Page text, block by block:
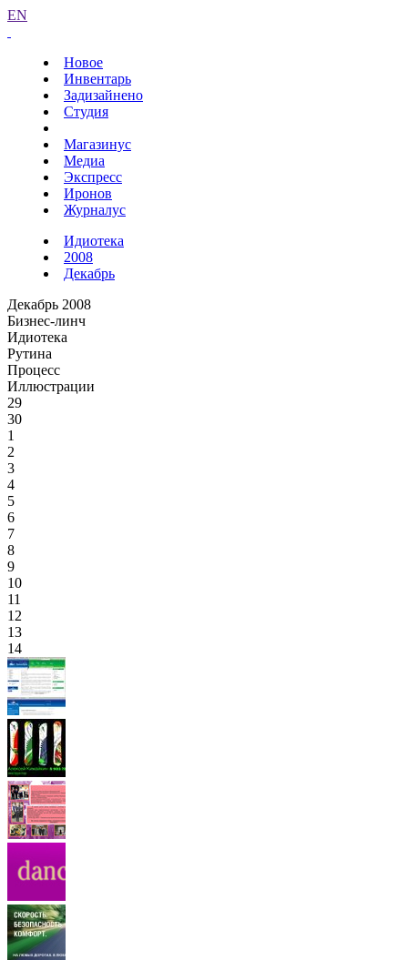
EN
Новое
Инвентарь
Задизайнено
Студия
Магазинус
Медиа
Экспресс
Иронов
Журналус
Идиотека
2008
Декабрь
Декабрь 2008
Бизнес-линч
Идиотека
Рутина
Процесс
Иллюстрации
29
30
1
2
3
4
5
6
7
8
9
10
11
12
13
14